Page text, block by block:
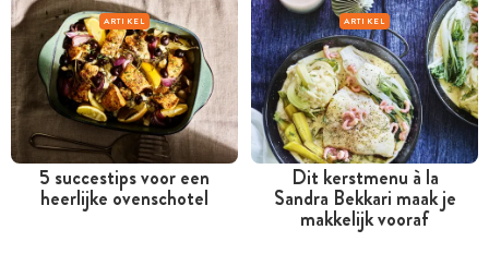
ARTIKEL
5 succestips voor een
heerlijke ovenschotel
ARTIKEL
Dit kerstmenu à la
Sandra Bekkari maak je
makkelijk vooraf